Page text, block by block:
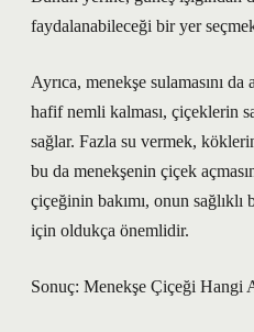
faydalanabileceği bir yer
Ayrıca, menekşe sulamasını
hafif nemli kalması, çiçeklerin
sağlar. Fazla su vermek,
bu da menekşenin çiçek
çiçeğinin bakımı, onun
için oldukça önemlidir.
Sonuç: Menekşe Çiçeği Hangi